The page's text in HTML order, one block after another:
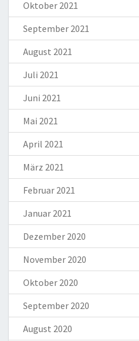
Oktober 2021
September 2021
August 2021
Juli 2021
Juni 2021
Mai 2021
April 2021
März 2021
Februar 2021
Januar 2021
Dezember 2020
November 2020
Oktober 2020
September 2020
August 2020